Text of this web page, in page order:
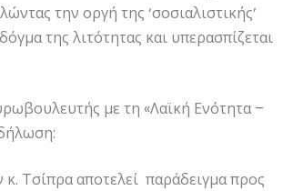
την οργή της ‘σοσιαλιστικής’
της λιτότητας και υπερασπίζεται
με τη «Λαϊκή Ενότητα –
κ. Τσίπρα αποτελεί παράδειγμα προς